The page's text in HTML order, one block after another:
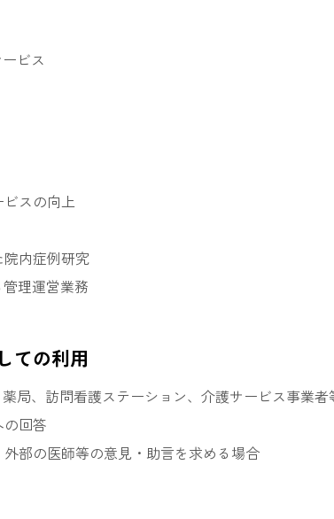
ビス
スの向上
内症例研究
理運営業務
ての利用
局、訪問看護ステーション、介護サービス事業者
回答
部の医師等の意見・助言を求める場合